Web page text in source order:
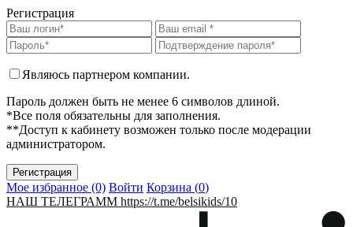
Регистрация
Являюсь партнером компании.
Пароль должен быть не менее 6 символов длиной.
*Все поля обязательны для заполнения.
**Доступ к кабинету возможен только после модерации
администратором.
Мое избранное (0) Войти Корзина (0)
НАШ ТЕЛЕГРАММ https://t.me/belsikids/10